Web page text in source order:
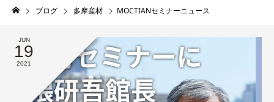
ブログ 多摩産材 MOCTIANセミナーニュース
JUN
19
2021